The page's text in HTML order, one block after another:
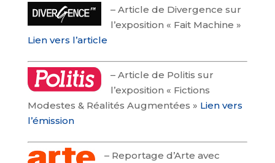
– Article de Divergence sur
l’exposition « Fait Machine »
Lien vers l’article
– Article de Politis sur
l’exposition « Fictions
Modestes & Réalités Augmentées » Lien vers
l’émission
– Reportage d’Arte avec